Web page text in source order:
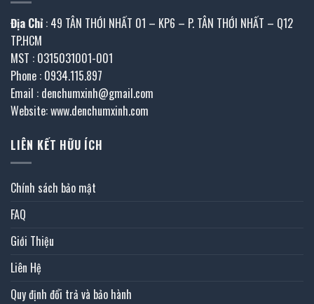
Địa Chỉ : 49 TÂN THỚI NHẤT 01 – KP6 – P. TÂN THỚI NHẤT – Q12
TP.HCM
MST : 0315031001-001
Phone : 0934.115.897
Email : denchumxinh@gmail.com
Website: www.denchumxinh.com
LIÊN KẾT HỮU ÍCH
Chính sách bảo mật
FAQ
Giới Thiệu
Liên Hệ
Quy định đổi trả và bảo hành